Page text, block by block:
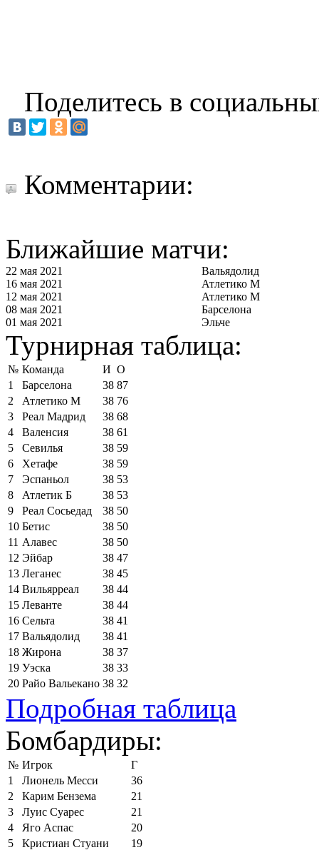
Поделитесь в
Комментарии:
Ближайшие матчи:
22 мая 2021
Вальядолид
16 мая 2021
Атлетико М
12 мая 2021
Атлетико М
08 мая 2021
Барселона
01 мая 2021
Эльче
Турнирная таблица:
№ Команда И О
1
Барселона 38 87
2
Атлетико М 38 76
3
Реал Мадрид 38 68
4
Валенсия 38 61
5
Севилья 38 59
6
Хетафе 38 59
7
Эспаньол 38 53
8
Атлетик Б 38 53
9
Реал Сосьедад 38 50
10 Бетис 38 50
11 Алавес 38 50
12 Эйбар 38 47
13 Леганес 38 45
14 Вильярреал 38 44
15 Леванте 38 44
16 Сельта 38 41
17 Вальядолид 38 41
18 Жирона 38 37
19 Уэска 38 33
20 Райо Вальекано 38 32
Подробная таблица
Бомбардиры:
№ Игрок
Г
1
Лионель Месси
36
2
Карим Бензема
21
3
Луис Суарес
21
4
Яго Аспас
20
5
Кристиан Стуани
19